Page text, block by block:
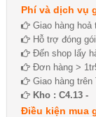
Phí và dịch vụ
Giao hàng hoả
Hỗ trợ đóng
Đến shop lấy
Đơn hàng >
Giao hàng trên
Kho : C4.13 -
Điều kiện mua